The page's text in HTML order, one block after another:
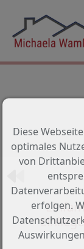
Diese
optimales
von
erfolgen.